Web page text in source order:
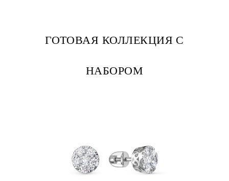
ГОТОВАЯ КОЛЛЕКЦИЯ С
НАБОРОМ